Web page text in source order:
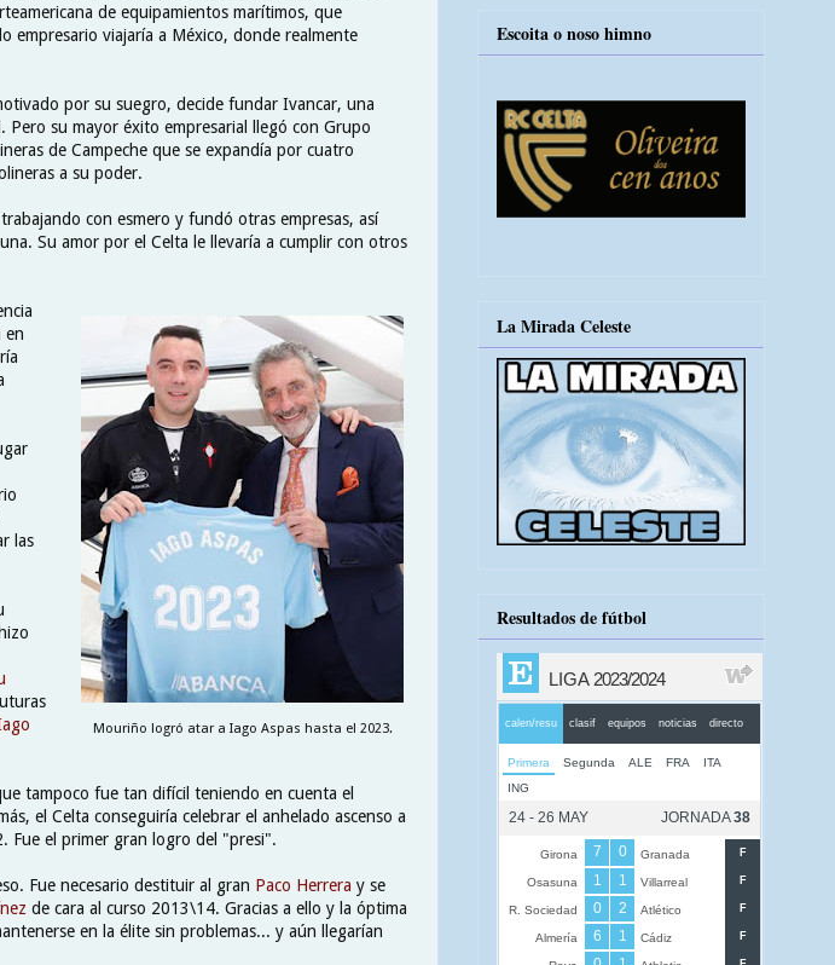
de equipamientos marítimos, que
empresario viajaría a México, donde realmente
por su suegro, decide fundar Ivancar, una
su mayor éxito empresarial llegó con Grupo
de Campeche que se expandía por cuatro
a su poder.
con esmero y fundó otras empresas, así
Su amor por el Celta le llevaría a cumplir con otros
Mouriño logró atar a Iago Aspas hasta el 2023.
en
las
tampoco fue tan difícil teniendo en cuenta el
el Celta conseguiría celebrar el anhelado ascenso a
Fue el primer gran logro del "presi".
Fue necesario destituir al gran Paco Herrera y se
de cara al curso 2013\14. Gracias a ello y la óptima
en la élite sin problemas... y aún llegarían
Escoita o noso himno
La Mirada Celeste
Resultados de fútbol